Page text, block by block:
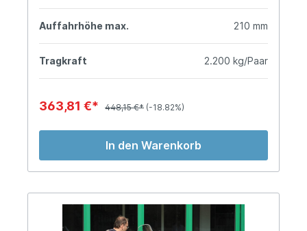
Auffahrhöhe max. 210 mm
Tragkraft 2.200 kg/Paar
363,81 €* 448,15 €* (-18.82%)
In den Warenkorb